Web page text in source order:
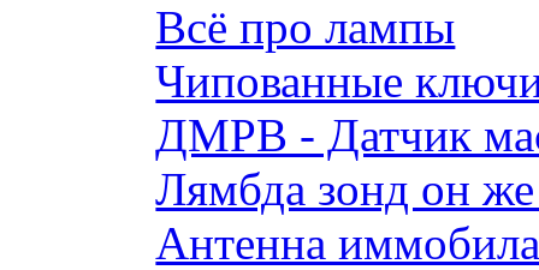
Всё про лампы
Чипованные
ДМРВ - Датчик
Лямбда зонд он
Антенна